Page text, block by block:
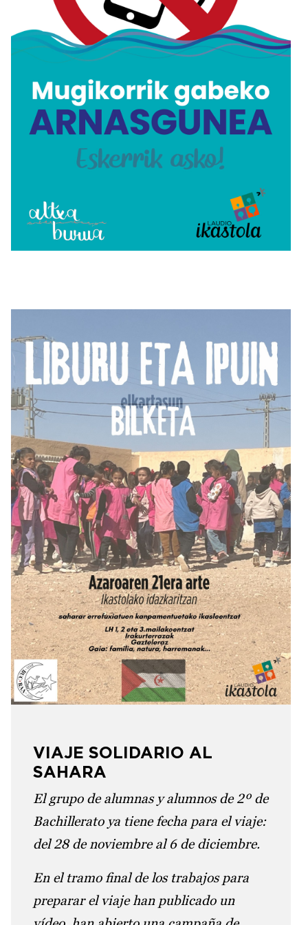
VIAJE SOLIDARIO AL
SAHARA
El grupo de alumnas y alumnos de 2º de
Bachillerato ya tiene fecha para el viaje:
del 28 de noviembre al 6 de diciembre.
En el tramo final de los trabajos para
preparar el viaje han publicado un